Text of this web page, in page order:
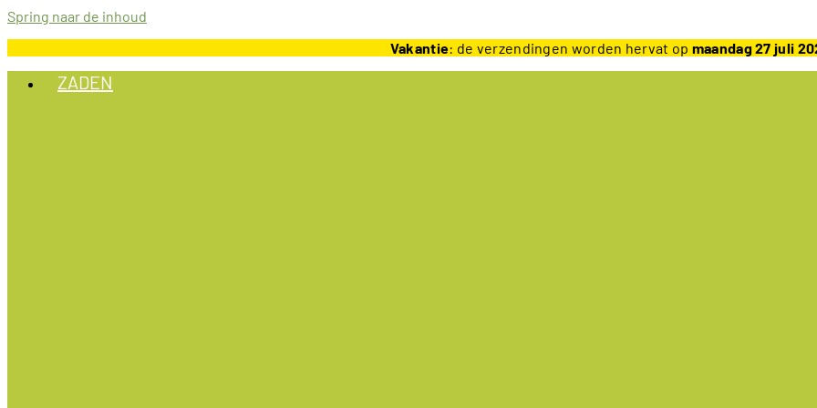
Spring naar de inhoud
Vakantie: de verzendingen worden hervat op maandag 27 juli
ZADEN